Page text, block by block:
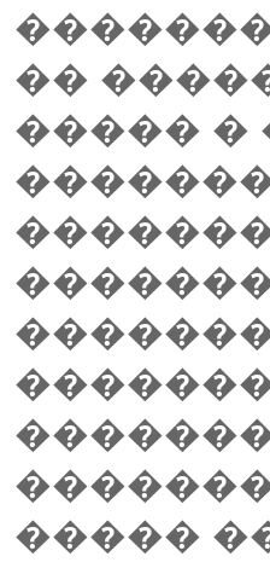
��
����� �
�����